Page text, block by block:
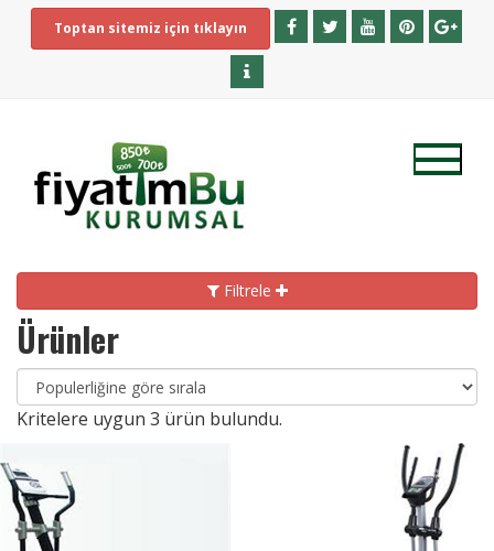
Toptan sitemiz için tıklayın
Filtrele
Ürünler
Kritelere uygun 3 ürün bulundu.